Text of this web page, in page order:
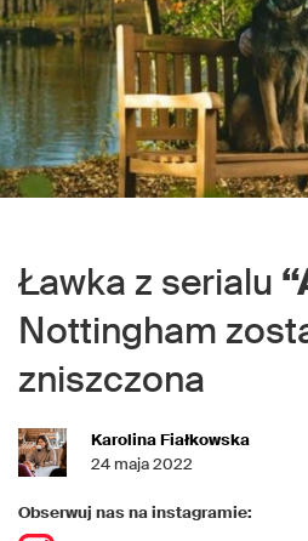
Ławka z serialu
Nottingham
zniszczona
Karolina Fiałkowska
24 maja 2022
Obserwuj nas na instagramie: